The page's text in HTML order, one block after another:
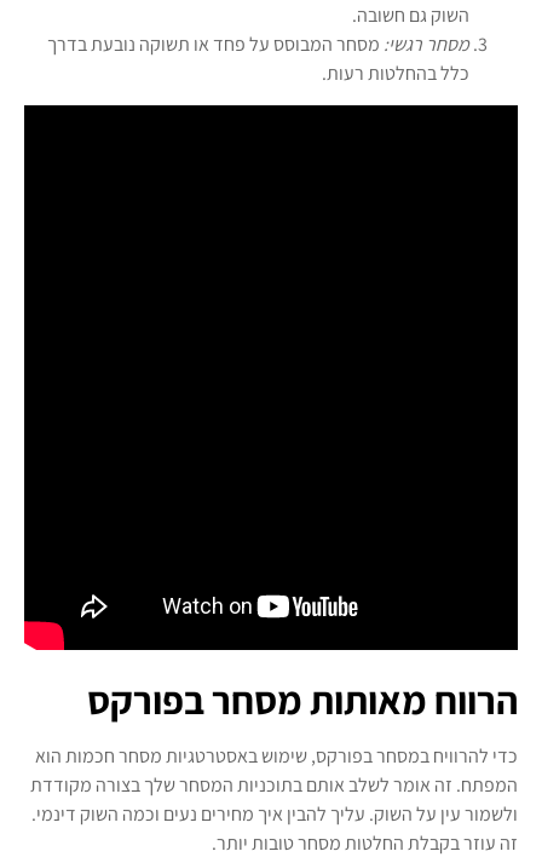
השוק גם חשובה.
מסחר רגשי: מסחר המבוסס על פחד או תשוקה נובעת בדרך
כלל בהחלטות רעות.
הרווח מאותות מסחר בפורקס
כדי להרוויח במסחר בפורקס, שימוש באסטרטגיות מסחר חכמות הוא
המפתח. זה אומר לשלב אותם בתוכניות המסחר שלך בצורה מקודדת
ולשמור עין על השוק. עליך להבין איך מחירים נעים וכמה השוק דינמי.
זה עוזר בקבלת החלטות מסחר טובות יותר.